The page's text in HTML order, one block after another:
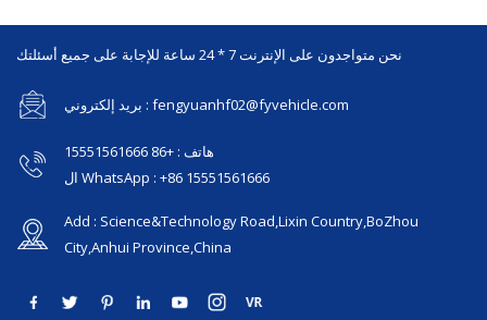
نحن متواجدون على الإنترنت 7 * 24 ساعة للإجابة على جميع أسئلتك
بريد إلكتروني : fengyuanhf02@fyvehicle.com
هاتف : +86 15551561666
ال WhatsApp : +86 15551561666
Add : Science&Technology Road,Lixin Country,BoZhou
City,Anhui Province,China